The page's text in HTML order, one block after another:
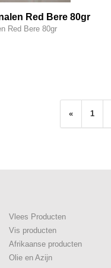
Red Bere 80gr
Red Bere 80gr
« 1
Vlees Producten
Vis producten
Afrikaanse producten
Olie en Azijn